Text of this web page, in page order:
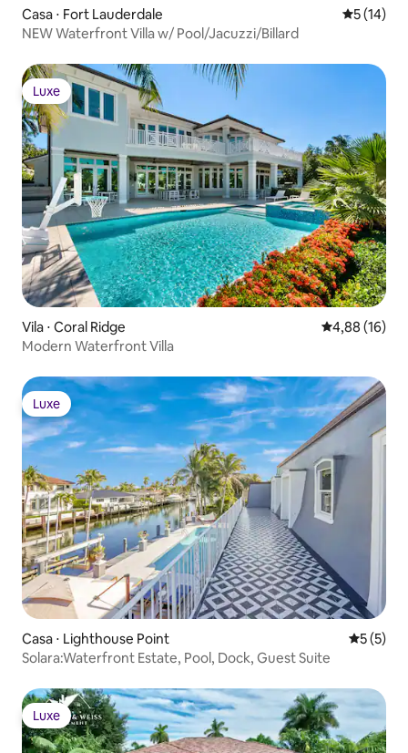
Casa ⋅ Fort Lauderdale 5 de uma
5 (14)
NEW Waterfront Villa w/ Pool/Jacuzzi/Billard
Luxe
Luxe
Vila ⋅ Coral Ridge 4,88 de uma
4,88 (16)
Modern Waterfront Villa
Luxe
Luxe
Casa ⋅ Lighthouse Point 5 de
5 (5)
Solara:Waterfront Estate, Pool, Dock, Guest Suite
Luxe
Luxe